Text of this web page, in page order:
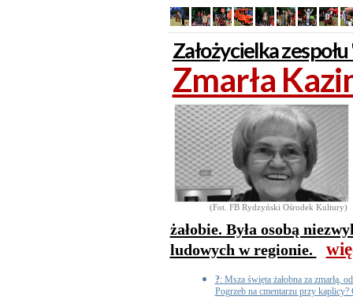
Założycielka
Zmarła
(Fot. FB Rydzyński Ośrodek Kultury)
żałobie. Była osobą
ludowych w regionie.
?: Msza święta żałobna za zmarłą,
Pogrzeb na cmentarzu przy kaplicy?